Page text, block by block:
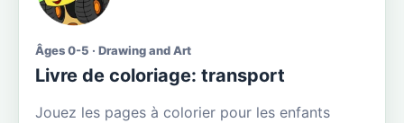
Âges 0-5 · Drawing and Art
Livre de coloriage: transport
Jouez les pages à colorier pour les enfants